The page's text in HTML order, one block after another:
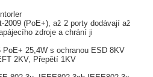
2009 (PoE+), až 2 porty dodávají až
zdroje a chrání ji
PoE+ 25,4W s ochranou ESD 8KV
2KV, Přepětí 1KV